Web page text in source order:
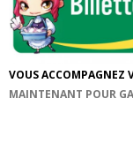
VOUS ACCOMPAGNEZ
MAINTENANT POUR